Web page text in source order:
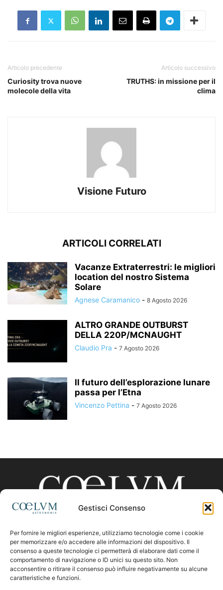
Gestisci Consenso
Per fornire le migliori esperienze, utilizziamo tecnologie come i cookie
per memorizzare e/o accedere alle informazioni del dispositivo. Il
consenso a queste tecnologie ci permetterà di elaborare dati come il
comportamento di navigazione o ID unici su questo sito. Non
acconsentire o ritirare il consenso può influire negativamente su alcune
caratteristiche e funzioni.
Articolo precedente
Curiosity trova nuove
molecole della vita
Articolo successivo
TRUTHS: in missione per il
clima
Visione Futuro
ARTICOLI CORRELATI
Vacanze Extraterrestri: le migliori
location del nostro Sistema
Solare
Agnese Caramanico - 8 Agosto 2026
ALTRO GRANDE OUTBURST
DELLA 220P/MCNAUGHT
Claudio Pra - 7 Agosto 2026
Il futuro dell’esplorazione lunare
passa per l’Etna
Vincenzo Pettina - 7 Agosto 2026
CHI SIAMO
Contattaci:coelumastro@coelum.com